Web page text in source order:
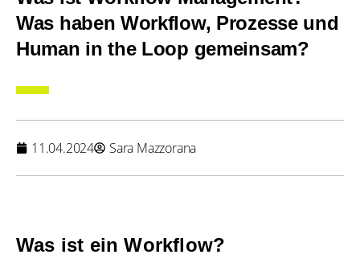
Was haben Workflow, Prozesse und
Human in the Loop gemeinsam?
11.04.2024 Sara Mazzorana
Was ist ein Workflow?